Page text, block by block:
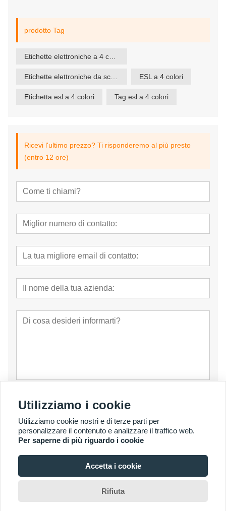
prodotto Tag
ESL a 4 colori
Etichetta esl a 4 colori Tag esl a 4 colori
Ricevi l'ultimo prezzo? Ti risponderemo al più presto
(entro 12 ore)
presentare
© Copyright 2007 - 2026 YalaTech Co., Ltd
Utilizziamo i cookie
Utilizziamo cookie nostri e di terze parti per
personalizzare il contenuto e analizzare il traffico web.
Per saperne di più riguardo i cookie
Accetta i cookie
Rifiuta